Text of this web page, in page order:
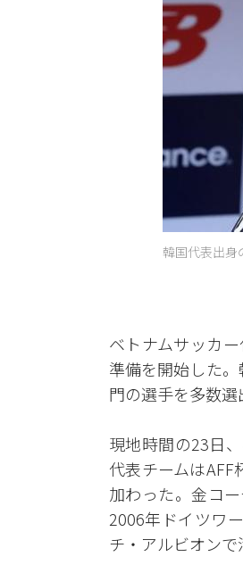
韓国代表出身
ベトナムサッカ
準備を開始した
門の選手を多数選
現地時間の23日
代表チームは
加わった。金コ
2006年ドイツワ
チ・アルビオンで